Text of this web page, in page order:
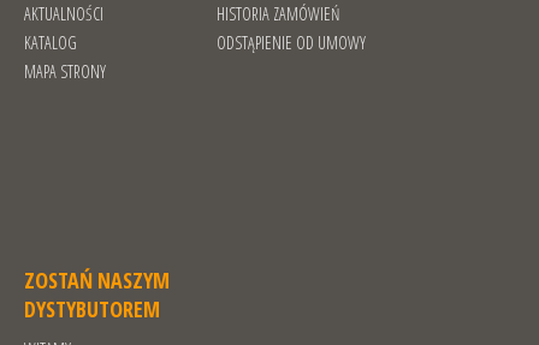
AKTUALNOŚCI
KATALOG
MAPA STRONY
HISTORIA ZAMÓWIEŃ
ODSTĄPIENIE OD UMOWY
ZOSTAŃ NASZYM
DYSTYBUTOREM